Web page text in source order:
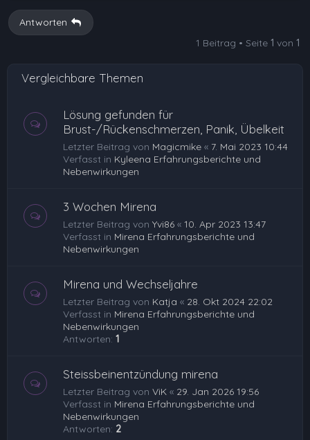
Antworten
1 Beitrag • Seite 1 von 1
Vergleichbare Themen
Lösung gefunden für
Brust-/Rückenschmerzen, Panik, Übelkeit
Letzter Beitrag von Magicmike « 7. Mai 2023 10:44
Verfasst in Kyleena Erfahrungsberichte und
Nebenwirkungen
3 Wochen Mirena
Letzter Beitrag von Yvi86 « 10. Apr 2023 13:47
Verfasst in Mirena Erfahrungsberichte und
Nebenwirkungen
Mirena und Wechseljahre
Letzter Beitrag von Katja « 28. Okt 2024 22:02
Verfasst in Mirena Erfahrungsberichte und
Nebenwirkungen
Antworten: 1
Steissbeinentzündung mirena
Letzter Beitrag von ViK « 29. Jan 2026 19:56
Verfasst in Mirena Erfahrungsberichte und
Nebenwirkungen
Antworten: 2